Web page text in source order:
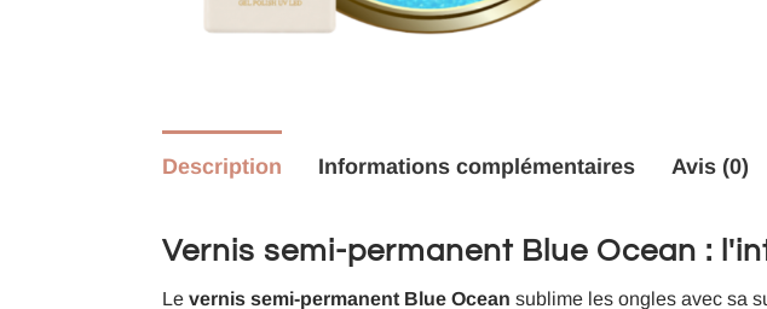
Description Informations complémentaires Avis (0)
Vernis semi-permanent Blue Ocean :
Levernis semi-permanent Blue Ocean sublime les ongles avec sa